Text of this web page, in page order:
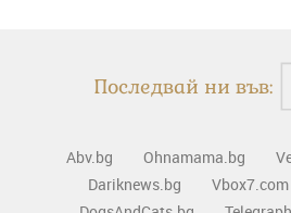
Последвай ни във:
Abv.bg Ohnamama.bg
Dariknews.bg
Vbox7.com